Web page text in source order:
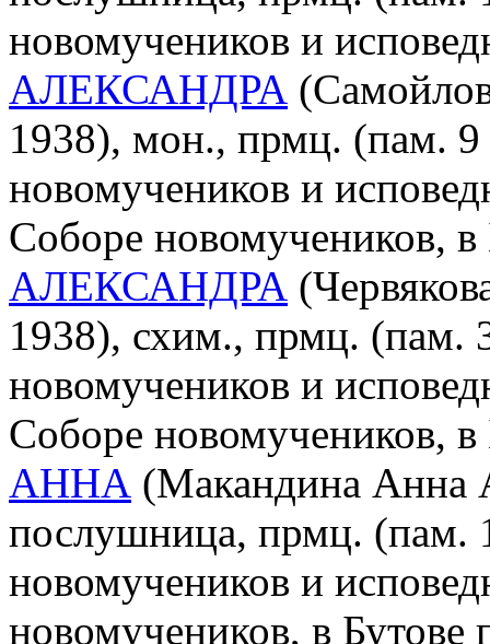
новомучеников и
АЛЕКСАНДРА
1938), мон., прмц. (пам. 9
новомучеников и
Соборе новомучеников,
АЛЕКСАНДРА
1938), схим., прмц. (пам.
новомучеников и
Соборе новомучеников,
АННА (Макандина Анна
послушница, прмц. (пам.
новомучеников и
новомучеников, в Бутове